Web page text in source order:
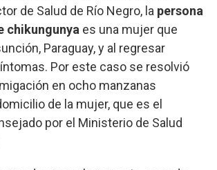
de Salud de Río Negro, la persona
chikungunya es una mujer que
Paraguay, y al regresar
Por este caso se resolvió
en ocho manzanas
de la mujer, que es el
por el Ministerio de Salud